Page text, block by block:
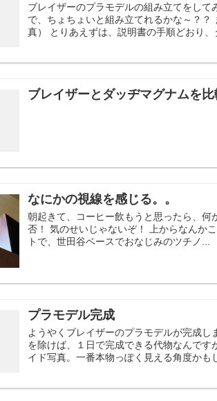
ブレイザーのプラモデルの組み立てをし
で、ちょちょいと組み立てれるかな～？
真） とりあえずは、説明書の手順どおり、
ブレイザーとダッヂマグナムを比
なにかの視線を感じる。。
朝起きて、コーヒー飲もうと思ったら、何
否！ 気のせいじゃないぞ！ 上からなんか
トで、世田谷ベースでおなじみのツチノ...
プラモデル完成
ようやくブレイザーのプラモデルが完成
を除けば、１日で完成できる代物なんで
イド写真。一番本物っぽく見える角度かも